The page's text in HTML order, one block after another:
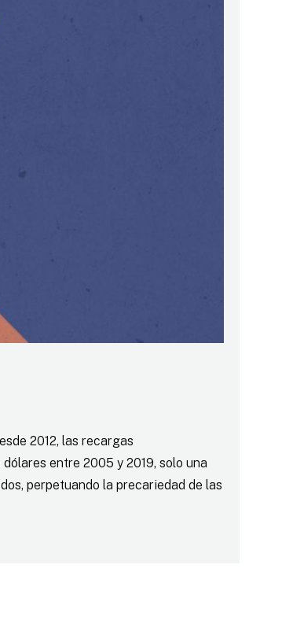
2012, las recargas
entre 2005 y 2019, solo una
perpetuando la precariedad de las